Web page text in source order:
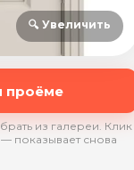
🔍 Увеличить
проёме
из галереи. Клик
показывает снова